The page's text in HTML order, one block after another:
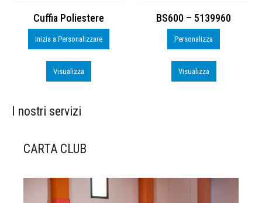
Cuffia Poliestere
Inizia a Personalizzare
Visualizza
BS600 – 5139960
Personalizza
Visualizza
I nostri servizi
CARTA CLUB